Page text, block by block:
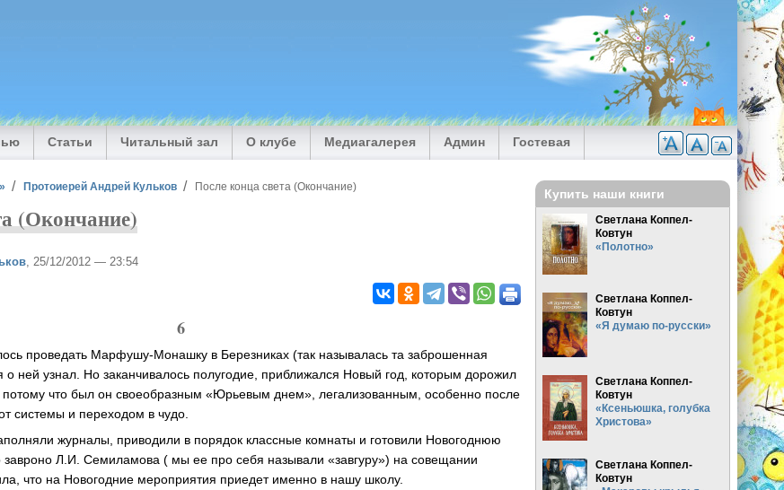
Статьи Читальный зал О клубе Медиагалерея Админ Гостевая
Протоиерей Андрей Кульков После конца света (Окончание)
(Окончание)
, 25/12/2012 — 23:54
6
проведать Марфушу-Монашку в Березниках (так называлась та заброшенная
о ней узнал. Но заканчивалось полугодие, приближался Новый год, которым дорожил
потому что был он своеобразным «Юрьевым днем», легализованным, особенно после
системы и переходом в чудо.
журналы, приводили в порядок классные комнаты и готовили Новогоднюю
завроно Л.И. Семиламова ( мы ее про себя называли «завгуру») на совещании
что на Новогодние мероприятия приедет именно в нашу школу.
Купить наши книги
Светлана Коппел-
Ковтун
«Полотно»
Светлана Коппел-
Ковтун
«Я думаю по-русски»
Светлана Коппел-
Ковтун
«Ксеньюшка, голубка
Христова»
Светлана Коппел-
Ковтун